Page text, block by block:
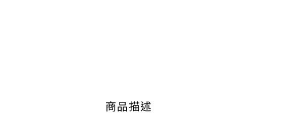
商品描述